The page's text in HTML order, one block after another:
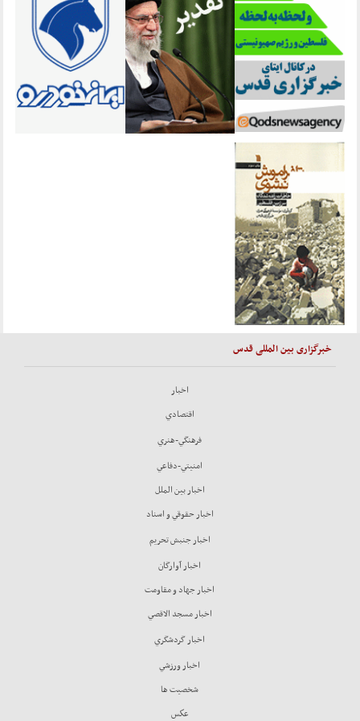
خبرگزاری بین المللی قدس
اخبار
اقتصادي
فرهنگي-هنري
امنيتي-دفاعي
اخبار بين الملل
اخبار حقوقي و اسناد
اخبار جنبش تحريم
اخبار آوارگان
اخبار جهاد و مقاومت
اخبار مسجد الاقصي
اخبار گردشگري
اخبار ورزشي
شخصيت ها
عكس